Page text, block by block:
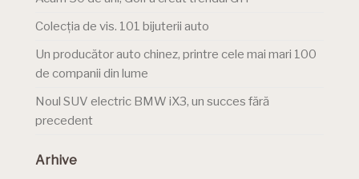
Colecția de vis. 101 bijuterii auto
Un producător auto chinez, printre cele mai mari 100
de companii din lume
Noul SUV electric BMW iX3, un succes fără
precedent
Arhive